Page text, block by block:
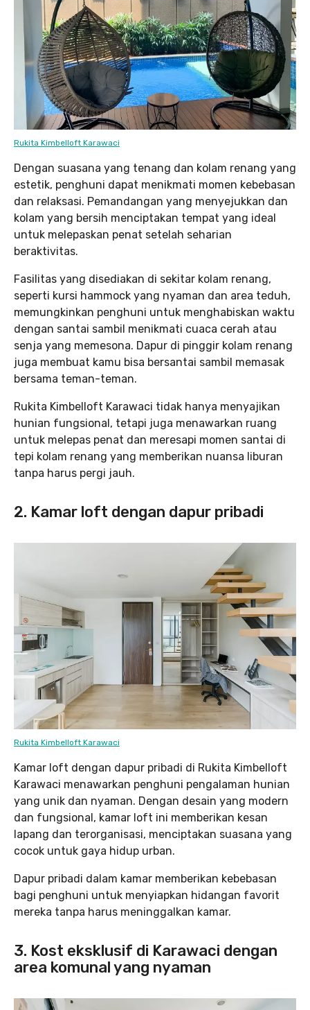
Rukita Kimbelloft Karawaci
Dengan suasana yang tenang dan kolam renang yang
estetik, penghuni dapat menikmati momen kebebasan
dan relaksasi. Pemandangan yang menyejukkan dan
kolam yang bersih menciptakan tempat yang ideal
untuk melepaskan penat setelah seharian
beraktivitas.
Fasilitas yang disediakan di sekitar kolam renang,
seperti kursi hammock yang nyaman dan area teduh,
memungkinkan penghuni untuk menghabiskan waktu
dengan santai sambil menikmati cuaca cerah atau
senja yang memesona. Dapur di pinggir kolam renang
juga membuat kamu bisa bersantai sambil memasak
bersama teman-teman.
Rukita Kimbelloft Karawaci tidak hanya menyajikan
hunian fungsional, tetapi juga menawarkan ruang
untuk melepas penat dan meresapi momen santai di
tepi kolam renang yang memberikan nuansa liburan
tanpa harus pergi jauh.
2. Kamar loft dengan dapur pribadi
Rukita Kimbelloft Karawaci
Kamar loft dengan dapur pribadi di Rukita Kimbelloft
Karawaci menawarkan penghuni pengalaman hunian
yang unik dan nyaman. Dengan desain yang modern
dan fungsional, kamar loft ini memberikan kesan
lapang dan terorganisasi, menciptakan suasana yang
cocok untuk gaya hidup urban.
Dapur pribadi dalam kamar memberikan kebebasan
bagi penghuni untuk menyiapkan hidangan favorit
mereka tanpa harus meninggalkan kamar.
3. Kost eksklusif di Karawaci dengan
area komunal yang nyaman